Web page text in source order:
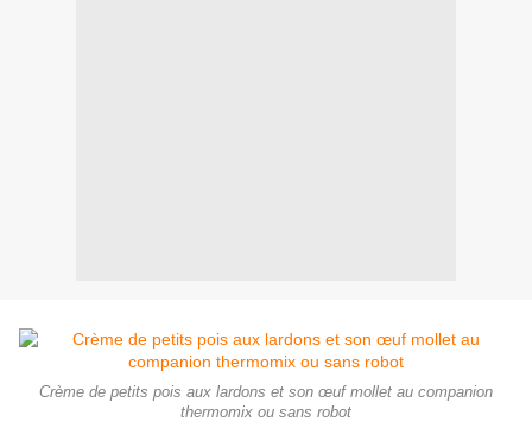
Crème de petits pois aux lardons et son œuf mollet au companion
thermomix ou sans robot